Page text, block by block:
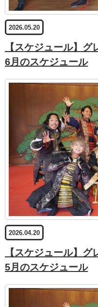
2026.05.20
【スケジュール】
6月のスケジュール
2026.04.20
【スケジュール】
5月のスケジュール